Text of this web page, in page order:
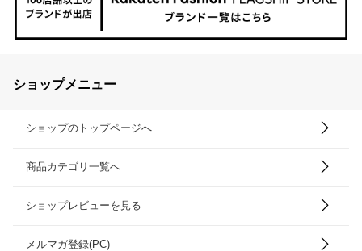
ショップメニュー
ショップのトップページへ
商品カテゴリ一覧へ
ショップレビューを見る
メルマガ登録(PC)